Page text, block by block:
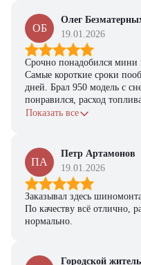
ОБ
Олег
19.01.2026
Срочно понадобился мини
Самые короткие сроки
дней. Брал 950 модель с
понравился, расход
с задачами справляется.
Показать все
ПА
Петр Артамонов
19.01.2026
Заказывал здесь
По качеству всё отлично,
нормально.
Городской житель